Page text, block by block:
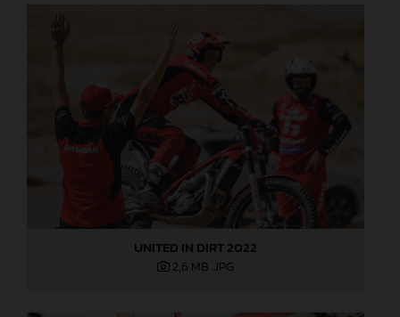
UNITED IN DIRT 2022
2,6 MB .JPG